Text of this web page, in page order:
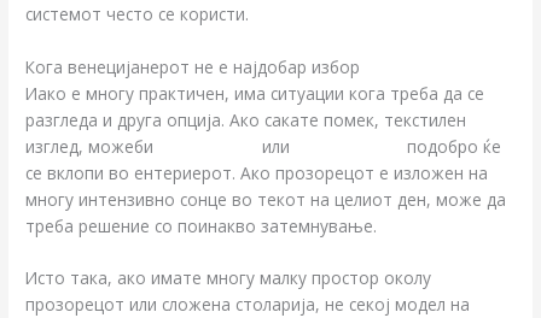
системот често се користи.
Кога венецијанерот не е најдобар избор
Иако е многу практичен, има ситуации кога треба да се
разгледа и друга опција. Ако сакате помек, текстилен
изглед, можеби
или
подобро ќе
се вклопи во ентериерот. Ако прозорецот е изложен на
многу интензивно сонце во текот на целиот ден, може да
треба решение со поинакво затемнување.
Исто така, ако имате многу малку простор околу
прозорецот или сложена столарија, не секој модел на